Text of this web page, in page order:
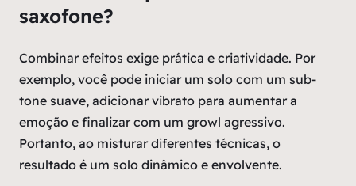
saxofone?
Combinar efeitos exige prática e criatividade. Por
exemplo, você pode iniciar um solo com um sub-
tone suave, adicionar vibrato para aumentar a
emoção e finalizar com um growl agressivo.
Portanto, ao misturar diferentes técnicas, o
resultado é um solo dinâmico e envolvente.